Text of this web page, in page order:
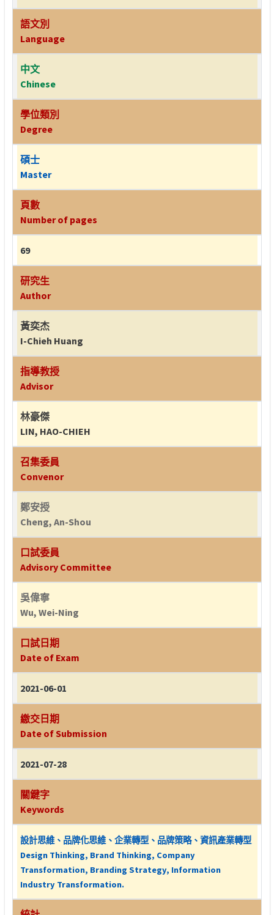
語文別
Language
中文
Chinese
學位類別
Degree
碩士
Master
頁數
Number of pages
69
研究生
Author
黃奕杰
I-Chieh Huang
指導教授
Advisor
林豪傑
LIN, HAO-CHIEH
召集委員
Convenor
鄭安授
Cheng, An-Shou
口試委員
Advisory Committee
吳偉寧
Wu, Wei-Ning
口試日期
Date of Exam
2021-06-01
繳交日期
Date of Submission
2021-07-28
關鍵字
Keywords
設計思維、品牌化思維、企業轉型、品牌策略、資訊產業轉型
Design Thinking, Brand Thinking, Company
Transformation, Branding Strategy, Information
Industry Transformation.